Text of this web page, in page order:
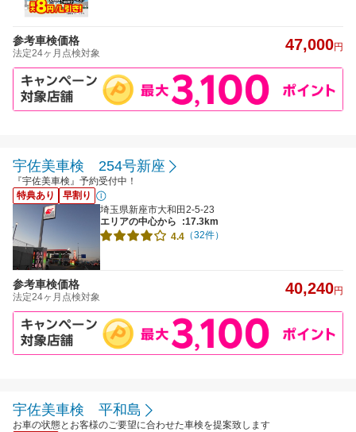
参考車検価格
法定24ヶ月点検対象 47,000円
宇佐美車検 254号新座
『宇佐美車検』予約受付中！
特典あり
早割り
埼玉県新座市大和田2-5-23
エリアの中心から
:17.3km
4.4 （32件）
参考車検価格
法定24ヶ月点検対象 40,240円
宇佐美車検 平和島
お車の状態とお客様のご要望に合わせた車検を提案致します